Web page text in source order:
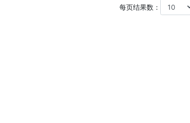
每页结果数：